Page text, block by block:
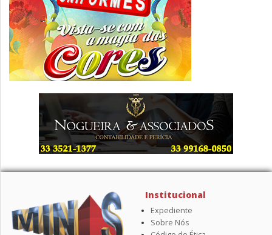
Institucional
Expediente
Sobre Nós